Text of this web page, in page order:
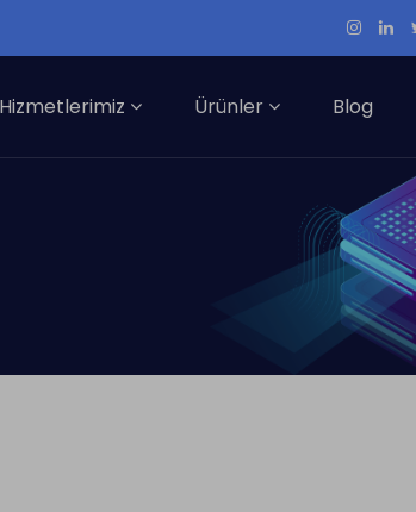
Hizmetlerimiz Ürünler Blog